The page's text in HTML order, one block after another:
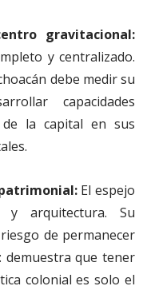
gravitacional:
y centralizado.
debe medir su
capacidades
la capital en sus
El espejo
y arquitectura. Su
de permanecer
demuestra que tener
colonial es solo el